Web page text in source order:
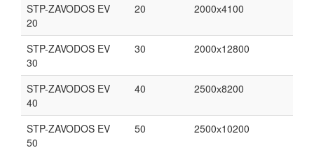
STP-ZAVODOS EV
20
20 2000х4100
STP-ZAVODOS EV
30
30 2000х12800
STP-ZAVODOS EV
40
40 2500х8200
STP-ZAVODOS EV
50
50 2500х10200